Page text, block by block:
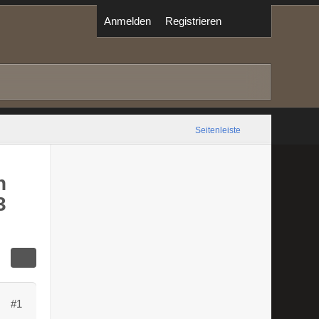
Anmelden Registrieren
Seitenleiste
#1